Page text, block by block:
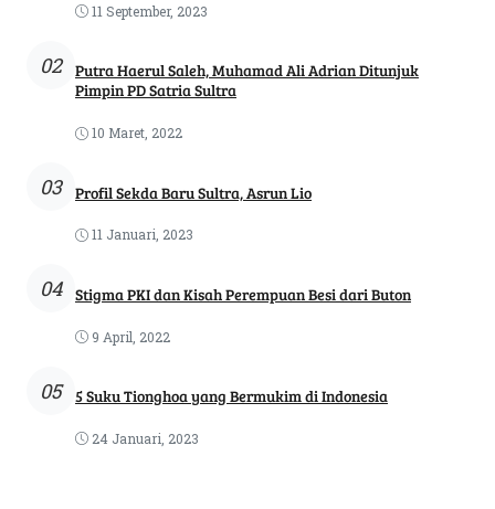
11 September, 2023
02
Putra Haerul Saleh, Muhamad Ali Adrian Ditunjuk
Pimpin PD Satria Sultra
10 Maret, 2022
03 Profil Sekda Baru Sultra, Asrun Lio
11 Januari, 2023
04 Stigma PKI dan Kisah Perempuan Besi dari Buton
9 April, 2022
05 5 Suku Tionghoa yang Bermukim di Indonesia
24 Januari, 2023